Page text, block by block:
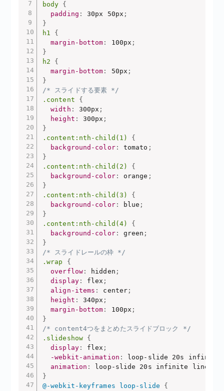
body {
padding : 30px 50px ;
}
h1
{
margin-bottom : 100px ;
}
h2
{
margin-bottom : 50px ;
}
/* スライドする要素 */
.content
{
width : 300px ;
height : 300px ;
}
.content:nth-child(1)
{
background-color: tomato ;
}
.content:nth-child(2)
{
background-color: orange ;
}
.content:nth-child(3)
{
background-color: blue ;
}
.content:nth-child(4)
{
background-color: green ;
}
/* スライドレールの枠 */
.wrap
{
overflow: hidden ;
display: flex ;
align-items : center ;
height : 340px ;
margin-bottom : 100px ;
}
/* content4つをまとめたスライドブロック */
.slideshow
{
display: flex ;
-webkit-animation :
loop-slide 20s infinite
animation :
loop-slide 20s infinite linear
}
@-webkit-keyframes loop-slide
{